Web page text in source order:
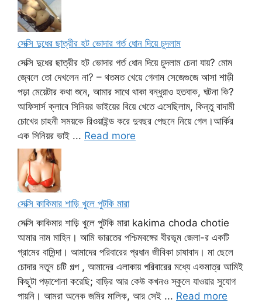
সেক্সি দুধের ছাত্রীর হট ভোদার গর্ত ধোন দিয়ে চুদলাম
সেক্সি দুধের ছাত্রীর হট ভোদার গর্ত ধোন দিয়ে চুদলাম চেনা যায়? মোম
জ্বেলে তো দেখলেন না? – থতমত খেয়ে গেলাম সেজেগুজে আসা শাড়ী
পড়া মেয়েটার কথা শুনে, আমার সাথে থাকা বন্ধুরাও হতবাক, ঘটনা কি?
আফিসার্স ক্লাবে সিনিয়র ভাইয়ের বিয়ে খেতে এসেছিলাম, কিন্তু বাদামী
চোখের চাহনী সময়কে রিওয়াইন্ড করে দুবছর পেছনে নিয়ে গেল।আর্কির
এক সিনিয়র ভাই ... Read more
সেক্সি কাকিমার শাড়ি খুলে পুটকি মারা
সেক্সি কাকিমার শাড়ি খুলে পুটকি মারা kakima choda chotie
আমার নাম মাহিন। আমি ভারতের পশ্চিমবঙ্গের বীরভূম জেলা-র একটি
গ্রামের বাসিন্দা। আমাদের পরিবারের প্রধান জীবিকা চাষাবাদ। মা ছেলে
চোদার নতুন চটি গল্প , আমাদের এলাকায় পরিবারের মধ্যে একমাত্র আমিই
কিছুটা পড়াশোনা করেছি; বাড়ির আর কেউ কখনও স্কুলে যাওয়ার সুযোগ
পায়নি। আমরা অনেক জমির মালিক, আর সেই ... Read more